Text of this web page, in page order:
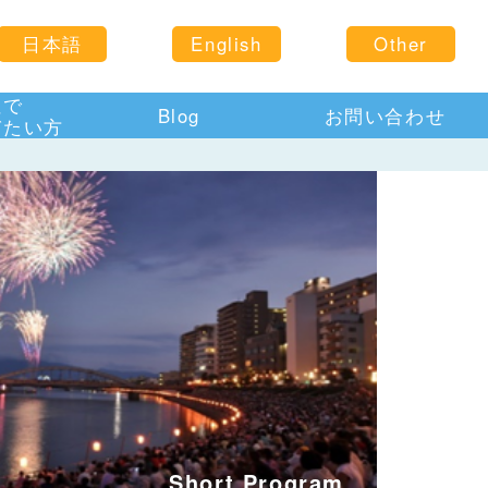
日本語 English Other
い方
Blog お問い合わせ